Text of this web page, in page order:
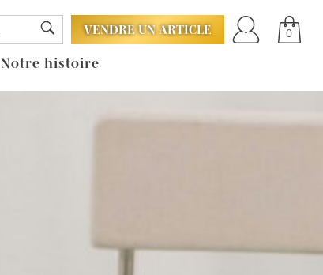
VENDRE UN ARTICLE
0
Notre histoire